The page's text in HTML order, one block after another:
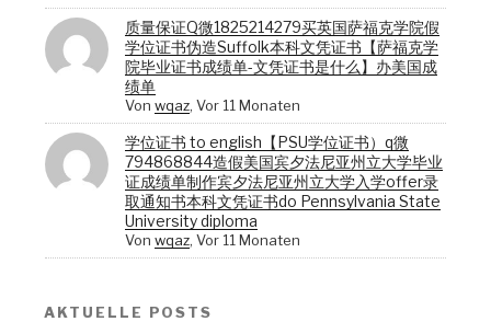
质量保证Q微1825214279买英国萨福克学院假
学位证书伪造Suffolk本科文凭证书【萨福克学
院毕业证书成绩单-文凭证书是什么】办美国成
绩单
Vonwqaz,Vor 11 Monaten
学位证书 to english【PSU学位证书）q微
794868844造假美国宾夕法尼亚州立大学毕业
证成绩单制作宾夕法尼亚州立大学入学offer录
取通知书本科文凭证书do Pennsylvania State
University diploma
Vonwqaz,Vor 11 Monaten
AKTUELLE POSTS